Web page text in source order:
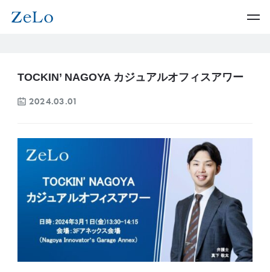
TOCKIN’ NAGOYA カジュアルオフィスアワー
2024.03.01